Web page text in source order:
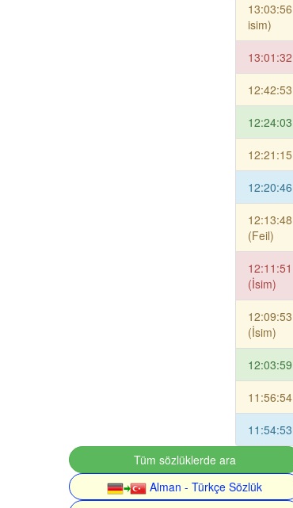
13:03:56
isim)
13:01:32
12:42:53
12:24:03
12:21:15
12:20:46
12:13:48
(Feil)
12:11:51
(İsim)
12:09:53
(İsim)
12:03:59
11:56:54
11:54:53
Tüm sözlüklerde ara
Alman - Türkçe Sözlük